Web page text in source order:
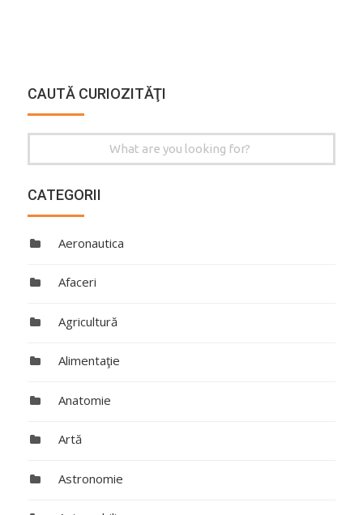
CAUTĂ CURIOZITĂŢI
for:
CATEGORII
Aeronautica
Afaceri
Agricultură
Alimentaţie
Anatomie
Artă
Astronomie